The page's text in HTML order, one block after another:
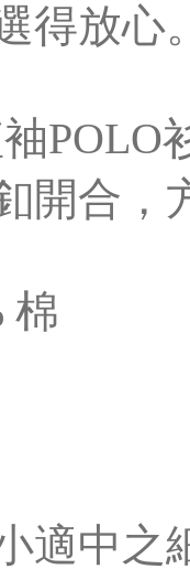
得放心
開合，
棉
適中之